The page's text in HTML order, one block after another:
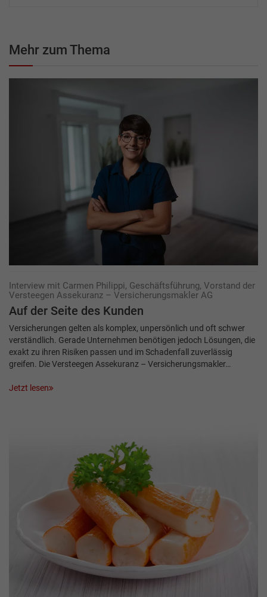
Mehr zum Thema
Interview mit Carmen Philippi, Geschäftsführung, Vorstand der
Versteegen Assekuranz – Versicherungsmakler AG
Auf der Seite des Kunden
Versicherungen gelten als komplex, unpersönlich und oft schwer
verständlich. Gerade Unternehmen benötigen jedoch Lösungen, die
exakt zu ihren Risiken passen und im Schadenfall zuverlässig
greifen. Die Versteegen Assekuranz – Versicherungsmakler…
Jetzt lesen